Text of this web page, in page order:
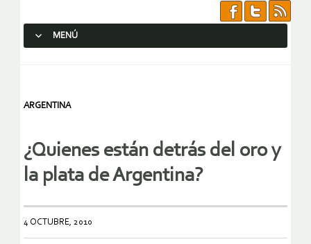
MENÚ
ARGENTINA
¿Quienes están detrás del oro y
la plata de Argentina?
4 OCTUBRE, 2010